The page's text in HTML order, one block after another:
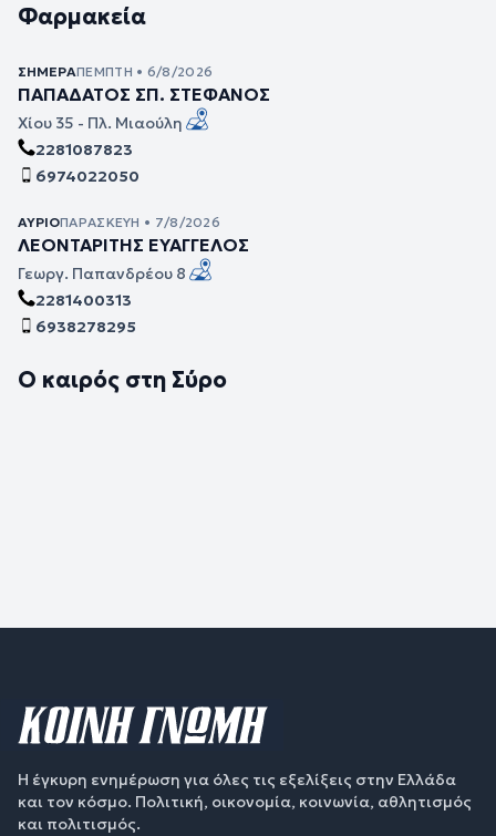
Φαρμακεία
ΣΉΜΕΡΑΠΈΜΠΤΗ • 6/8/2026
ΠΑΠΑΔΑΤΟΣ ΣΠ. ΣΤΕΦΑΝΟΣ
Χίου 35 - Πλ. Μιαούλη
2281087823
6974022050
ΑΎΡΙΟΠΑΡΑΣΚΕΥΉ • 7/8/2026
ΛΕΟΝΤΑΡΙΤΗΣ ΕΥΑΓΓΕΛΟΣ
Γεωργ. Παπανδρέου 8
2281400313
6938278295
Ο καιρός στη Σύρο
Η έγκυρη ενημέρωση για όλες τις εξελίξεις στην Ελλάδα
και τον κόσμο. Πολιτική, οικονομία, κοινωνία, αθλητισμός
και πολιτισμός.